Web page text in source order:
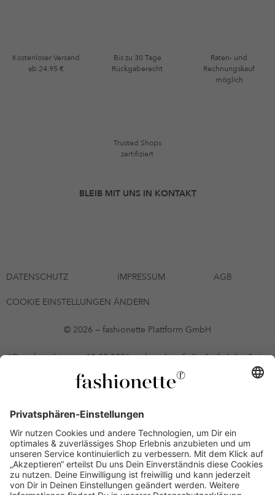
Kostenloser Versand
ab 24,95 €
Bis zu 30 Tage
Rückgaberecht
Raten- und
Rechnungskauf
möglich
Trusted Shops
zertifiziert
BLEIB MIT UNS IN KONTAKT
DATENSCHUTZ IMPRESSUM AGB
COOKIE EINSTELLUNGEN ÄNDERN
© 2026 — fashionette Plattform GmbH
*Gutschein bis zum 12.08.2026 mehrmals auf alle Artikel der Seite
fashionette.at/selected-styles anwendbar. Es gelten die in den AGB
§9 festgelegten Bedingungen.
vorausgesetzt, alle Preise inkl. MwSt. und ohne Versandkosten. Bei
Ratenkäufen kann die letzte Rate geringfügig abweichen. Die
Anzahl der Raten und die jeweilige Verfügbarkeit von
Zahlungsmethoden kann variieren. Die Prominenten, die
namentlich genannt oder dargestellt werden, haben keine der auf
der Website angebotenen Artikel anerkannt, empfohlen oder